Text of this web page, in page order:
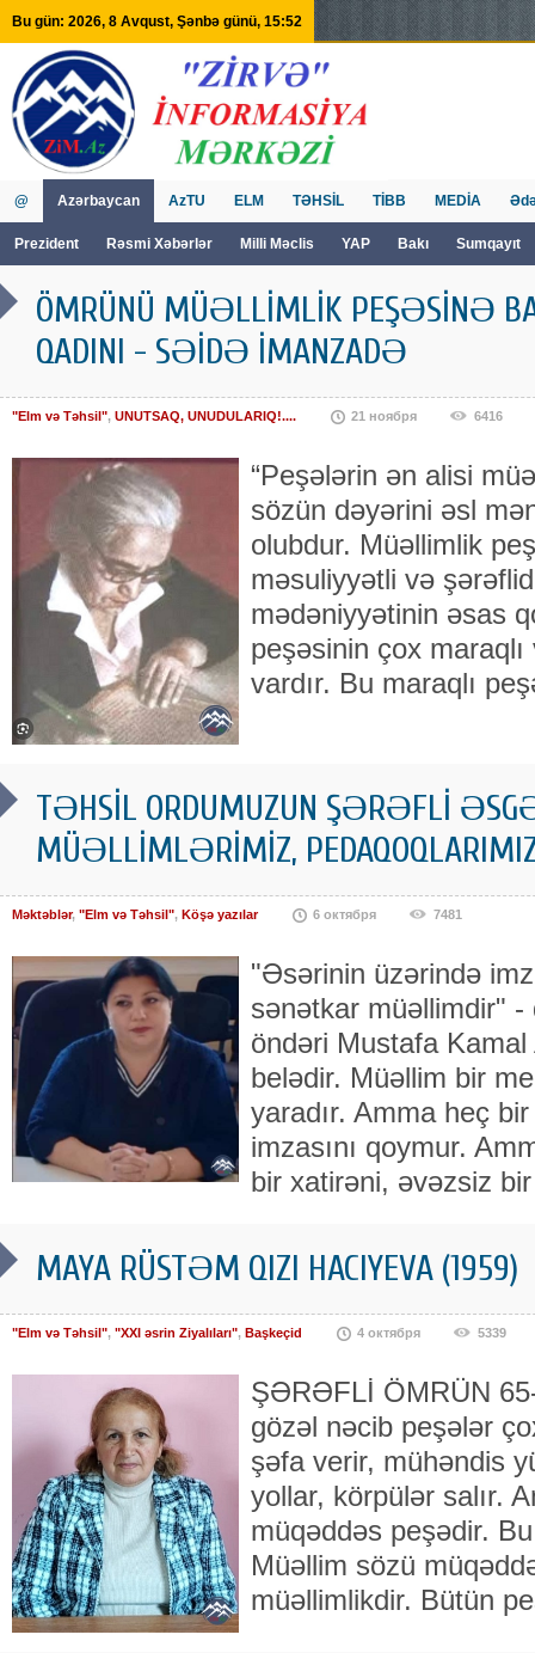
Bu gün: 2026, 8 Avqust, Şənbə günü, 15:52
@ Azərbaycan
Prezident Rəsmi Xəbərlər Milli Məclis YAP Bakı Sumqayıt
GVİİM
AzTU ELM TƏHSİL TİBB MEDİA
ÖMRÜNÜ MÜƏLLİMLİK PEŞƏSİNƏ
QADINI - SƏİDƏ İMANZADƏ
"Elm və Təhsil", UNUTSAQ, UNUDULARIQ!.... 21 ноября 6416
“Peşələrin ən alisi
sözün dəyərini əsl
olubdur. Müəllimlik
məsuliyyətli və
mədəniyyətinin əsas
peşəsinin çox
vardır. Bu maraqlı
TƏHSİL ORDUMUZUN ŞƏRƏFLİ
MÜƏLLİMLƏRİMİZ,
Məktəblər, "Elm və Təhsil", Köşə yazılar 6 октября 7481
"Əsərinin üzərində
sənətkar müəllimdir" -
öndəri Mustafa
belədir. Müəllim bir
yaradır. Amma heç
imzasını qoymur.
bir xatirəni, əvəzsiz bir
MAYA RÜSTƏM QIZI HACIYEVA (1959)
"Elm və Təhsil", "XXI əsrin Ziyalıları", Başkeçid 4 октября 5339
ŞƏRƏFLİ ÖMRÜN
gözəl nəcib peşələr
şəfa verir, mühəndis
yollar, körpülər salır.
müqəddəs peşədir.
Müəllim sözü
müəllimlikdir. Bütün